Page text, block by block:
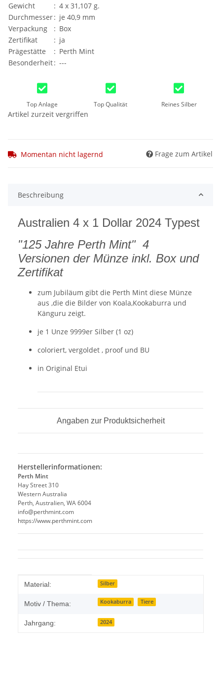
Gewicht
: 4 x 31,107 g.
Durchmesser: je 40,9 mm
Verpackung
: Box
Zertifikat
: ja
Prägestätte
: Perth Mint
Besonderheit: ---
Top Anlage Top Qualität Reines Silber
Artikel zurzeit vergriffen
Momentan nicht lagernd Frage zum Artikel
Beschreibung
Australien 4 x 1 Dollar 2024 Typest
"125 Jahre Perth Mint" 4
Versionen der Münze inkl. Box und
Zertifikat
zum Jubiläum gibt die Perth Mint diese Münze
aus ,die die Bilder von Koala,Kookaburra und
Känguru zeigt.
je 1 Unze 9999er Silber (1 oz)
coloriert, vergoldet , proof und BU
in Original Etui
Angaben zur Produktsicherheit
Herstellerinformationen:
Perth Mint
Hay Street 310
Western Australia
Perth, Australien, WA 6004
info@perthmint.com
https://www.perthmint.com
Produkteigenschaft
Wert
Material: Silber
Motiv / Thema: Kookaburra Tiere
Jahrgang: 2024